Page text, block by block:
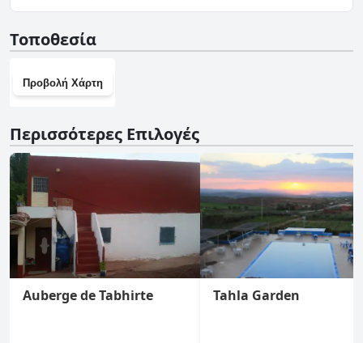
Τοποθεσία
Προβολή Χάρτη
Περισσότερες Επιλογές
Auberge de Tabhirte Tahla Garden